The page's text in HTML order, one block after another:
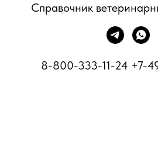
Справочник
8-800-333-11-24 +7-